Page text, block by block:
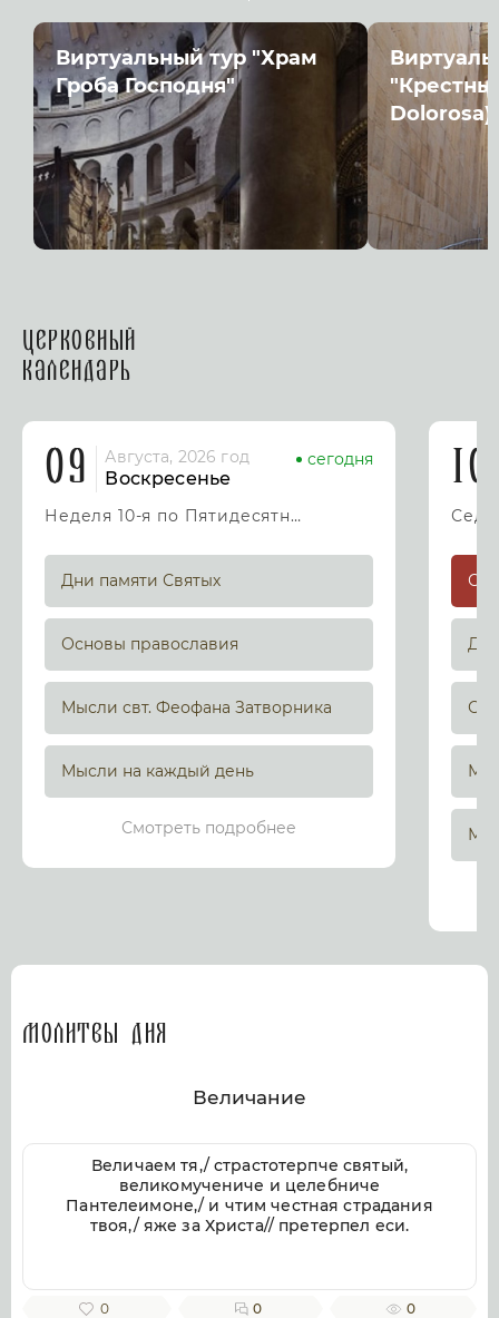
Виртуальный тур "Храм
Гроба Господня"
Dolorosa)"
Церковный
календарь
09 Августа, 2026 год
Воскресенье
сегодня
Неделя 10-я по Пятидесятнице
Дни памяти Святых
Основы православия
Мысли свт. Феофана Затворника
Мысли на каждый день
Смотреть подробнее
10
Молитвы дня
Величание
Величаем тя,/ страстотерпче святый,
великомучениче и целебниче
Пантелеимоне,/ и чтим честная страдания
твоя,/ яже за Христа// претерпел еси.
0 0 0